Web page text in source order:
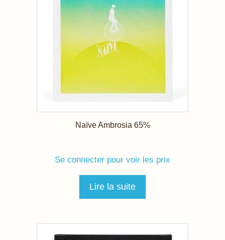
Naïve Ambrosia 65%
Se connecter pour voir les prix
Lire la suite